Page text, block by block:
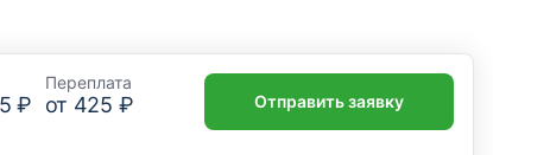
₽
Переплата
от 425 ₽ Отправить заявку